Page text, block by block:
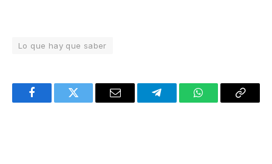
Lo que hay que saber
FacebookTwitter Email TelegramWhatsAppCopy